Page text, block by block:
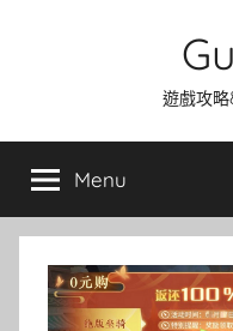
遊戲攻
Menu